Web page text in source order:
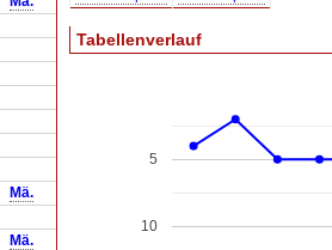
Mä.
Mä.
Tabellenverlauf
5
10